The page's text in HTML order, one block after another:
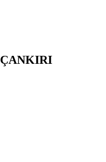
ÇANKIRI